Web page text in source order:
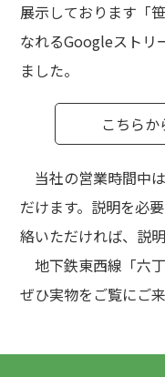
展示しております「
なれるGoogleストリ
ました。
こちら
当社の営業時間中
だけます。説明を必
絡いただければ、説
地下鉄東西線「六
ぜひ実物をご覧にご